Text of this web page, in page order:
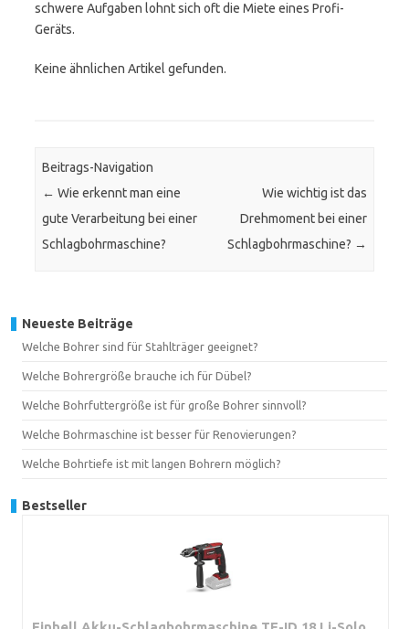
schwere Aufgaben lohnt sich oft die Miete eines Profi-
Geräts.
Keine ähnlichen Artikel gefunden.
Beitrags-Navigation
← Wie erkennt man eine
gute Verarbeitung bei einer
Schlagbohrmaschine?
Wie wichtig ist das
Drehmoment bei einer
Schlagbohrmaschine? →
Neueste Beiträge
Welche Bohrer sind für Stahlträger geeignet?
Welche Bohrergröße brauche ich für Dübel?
Welche Bohrfuttergröße ist für große Bohrer sinnvoll?
Welche Bohrmaschine ist besser für Renovierungen?
Welche Bohrtiefe ist mit langen Bohrern möglich?
Bestseller